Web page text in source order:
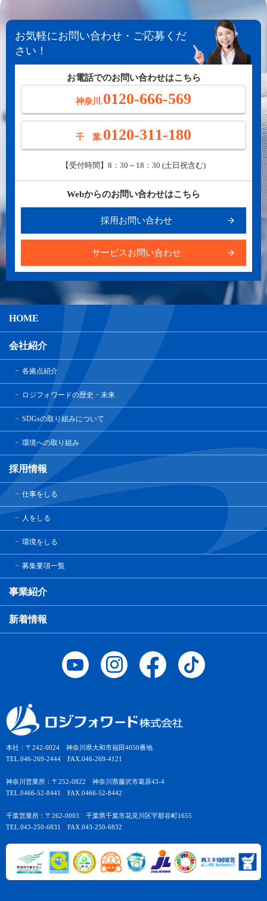
お気軽にお問い合わせ・ご応募くだ
さい！
お電話でのお問い合わせはこちら
神奈川.0120-666-569
千 葉.0120-311-180
【受付時間】8：30～18：30 (土日祝含む)
Webからのお問い合わせはこちら
採用お問い合わせ
サービスお問い合わせ
本社：〒242-0024 神奈川県大和市福田4050番地
TEL.046-269-2444 FAX.046-269-4121
神奈川営業所：〒252-0822 神奈川県藤沢市葛原43-4
TEL.0466-52-8441 FAX.0466-52-8442
千葉営業所：〒262-0003 千葉県千葉市花見川区宇那谷町1655
TEL.043-250-6831 FAX.043-250-6832
HOME
会社紹介
各拠点紹介
ロジフォワードの歴史・未来
SDGsの取り組みについて
環境への取り組み
採用情報
仕事をしる
人をしる
環境をしる
募集要項一覧
事業紹介
新着情報